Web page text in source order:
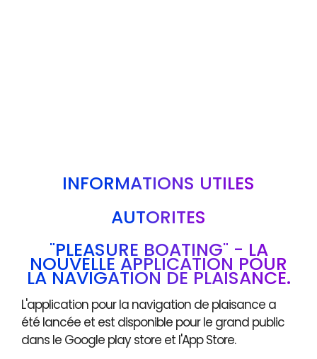
INFORMATIONS UTILES
AUTORITÉS
"PLEASURE BOATING" - LA
NOUVELLE APPLICATION POUR
LA NAVIGATION DE PLAISANCE.
L'application pour la navigation de plaisance a
été lancée et est disponible pour le grand public
dans le Google play store et l'App Store.